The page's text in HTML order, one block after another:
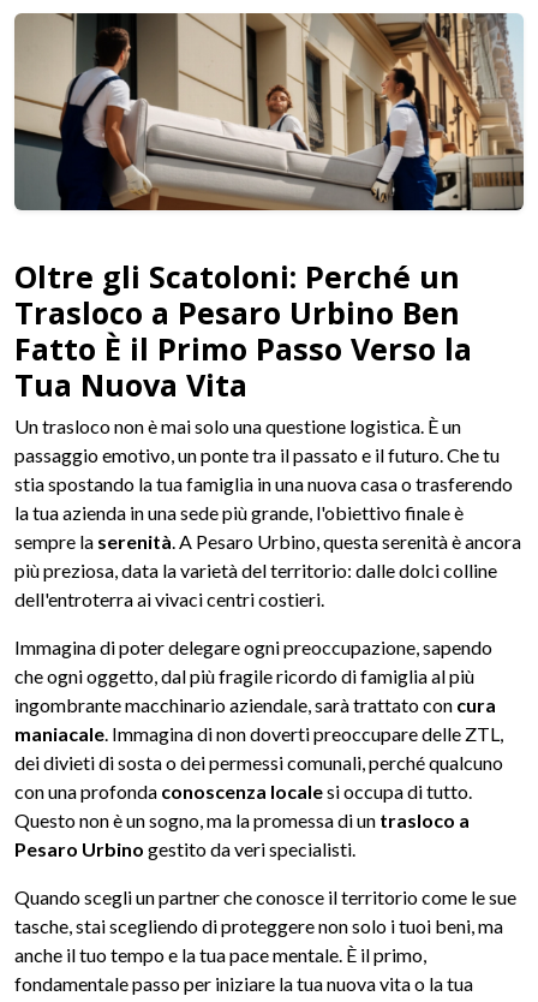
Oltre gli Scatoloni: Perché un
Trasloco a Pesaro Urbino Ben
Fatto È il Primo Passo Verso la
Tua Nuova Vita
Un trasloco non è mai solo una questione logistica. È un
passaggio emotivo, un ponte tra il passato e il futuro. Che tu
stia spostando la tua famiglia in una nuova casa o trasferendo
la tua azienda in una sede più grande, l'obiettivo finale è
sempre la serenità. A Pesaro Urbino, questa serenità è ancora
più preziosa, data la varietà del territorio: dalle dolci colline
dell'entroterra ai vivaci centri costieri.
Immagina di poter delegare ogni preoccupazione, sapendo
che ogni oggetto, dal più fragile ricordo di famiglia al più
ingombrante macchinario aziendale, sarà trattato con cura
maniacale. Immagina di non doverti preoccupare delle ZTL,
dei divieti di sosta o dei permessi comunali, perché qualcuno
con una profonda conoscenza localesi occupa di tutto.
Questo non è un sogno, ma la promessa di un trasloco a
Pesaro Urbino gestito da veri specialisti.
Quando scegli un partner che conosce il territorio come le sue
tasche, stai scegliendo di proteggere non solo i tuoi beni, ma
anche il tuo tempo e la tua pace mentale. È il primo,
fondamentale passo per iniziare la tua nuova vita o la tua